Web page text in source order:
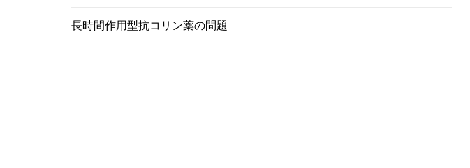
長時間作用型抗コリン薬の問題